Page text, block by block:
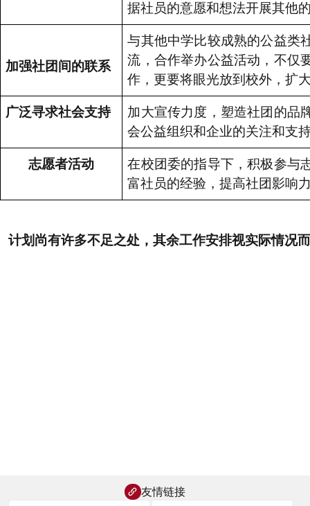
据社员的意愿和想法开展其他
加强社团间的联系
与其他中学比较成熟的公益类
流，合作举办公益活动，不仅
作，更要将眼光放到校外，扩
广泛寻求社会支持
加大宣传力度，塑造社团的品
会公益组织和企业的关注和支
志愿者活动
在校团委的指导下，积极参与
富社员的经验，提高社团影响
计划尚有许多不足之处，其余工作安排视实际情况
友情链接